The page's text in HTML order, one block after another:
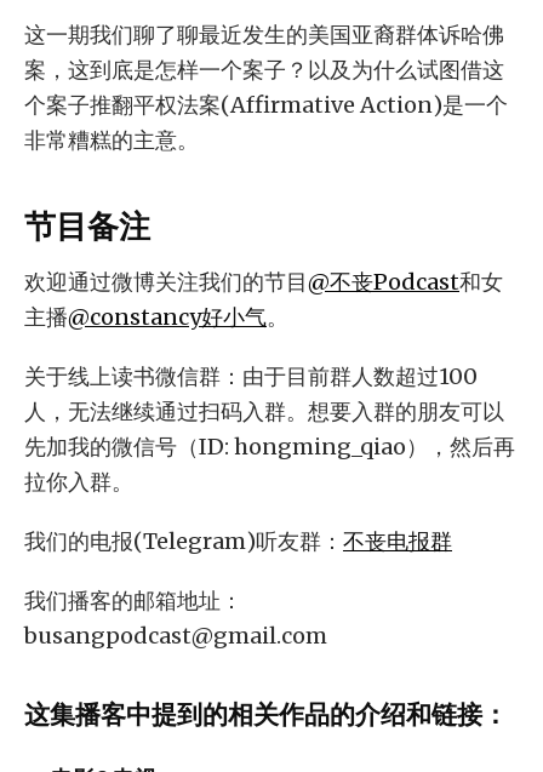
这一期我们聊了聊最近发生的美国亚裔群体诉哈佛
案，这到底是怎样一个案子？以及为什么试图借这
个案子推翻平权法案(Affirmative Action)是一个
非常糟糕的主意。
节目备注
欢迎通过微博关注我们的节目@不丧Podcast和女
主播@constancy好小气。
关于线上读书微信群：由于目前群人数超过100
人，无法继续通过扫码入群。想要入群的朋友可以
先加我的微信号（ID: hongming_qiao），然后再
拉你入群。
我们的电报(Telegram)听友群： 不丧电报群
我们播客的邮箱地址：
busangpodcast@gmail.com
这集播客中提到的相关作品的介绍和链接：